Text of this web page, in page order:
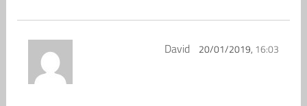
David 20/01/2019, 16:03